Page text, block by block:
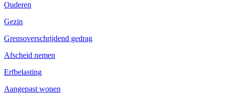
Ouderen
Gezin
Grensoverschrijdend gedrag
Afscheid nemen
Erfbelasting
Aangepast wonen